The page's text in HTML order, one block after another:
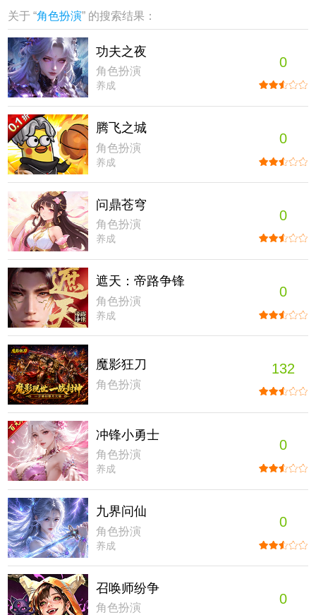
关于 “角色扮演” 的搜索结果：
功夫之夜
角色扮演
养成
0
腾飞之城
角色扮演
养成
0
问鼎苍穹
角色扮演
养成
0
遮天：帝路争锋
角色扮演
养成
0
魔影狂刀
角色扮演
132
冲锋小勇士
角色扮演
养成
0
九界问仙
角色扮演
养成
0
召唤师纷争
角色扮演
0